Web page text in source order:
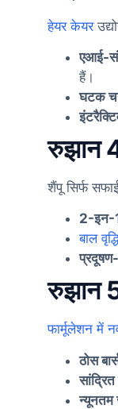
हेयर केयर
एआई-
हैं।
घटक
रुझान
शैंपू सिर्फ
2-इन-
बाल
प्रदूषण-
रुझान
फार्मूलेशन में
ठोस
न्यूनतम